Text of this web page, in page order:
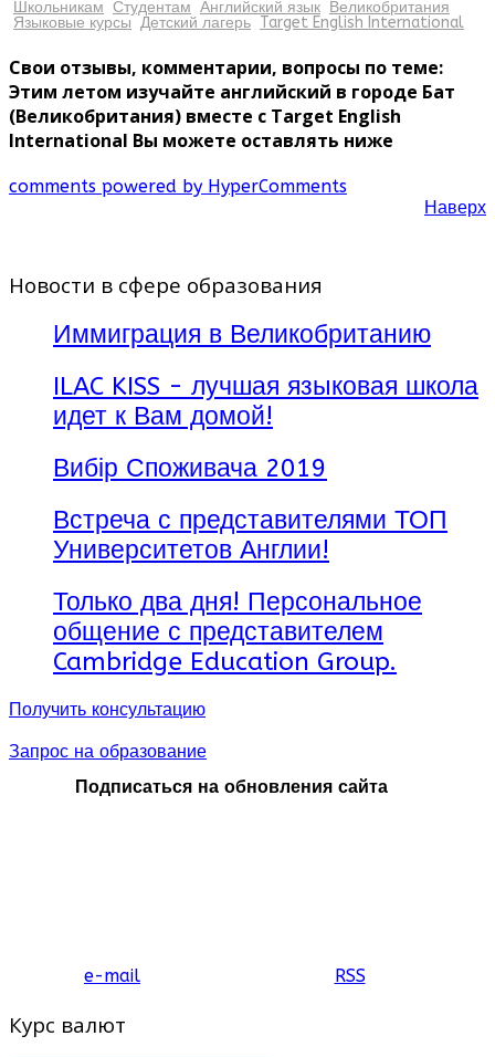
Школьникам Студентам Английский язык Великобритания
Языковые курсы Детский лагерь Target English International
Свои отзывы, комментарии, вопросы по теме:
Этим летом изучайте английский в городе Бат
(Великобритания) вместе с Target English
International Вы можете оставлять ниже
comments powered by HyperComments
Наверх
Новости в сфере образования
Иммиграция в Великобританию
ILAC KISS - лучшая языковая школа
идет к Вам домой!
Вибір Споживача 2019
Встреча с представителями ТОП
Университетов Англии!
Только два дня! Персональное
общение с представителем
Cambridge Education Group.
Получить консультацию
Запрос на образование
Подписаться на обновления сайта
e-mail RSS
Курс валют